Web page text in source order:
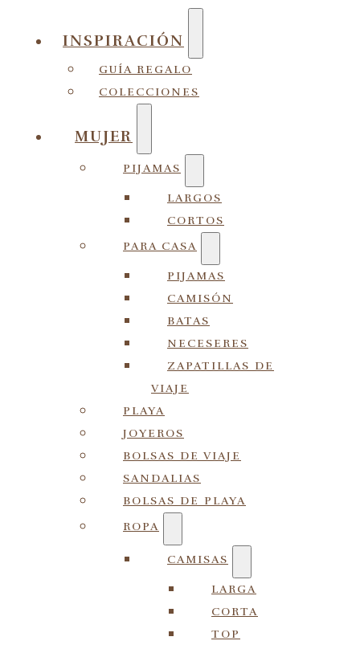
INSPIRACIÓN
GUÍA REGALO
COLECCIONES
MUJER
PIJAMAS
LARGOS
CORTOS
PARA CASA
PIJAMAS
CAMISÓN
BATAS
NECESERES
ZAPATILLAS DE
VIAJE
PLAYA
JOYEROS
BOLSAS DE VIAJE
SANDALIAS
BOLSAS DE PLAYA
ROPA
CAMISAS
LARGA
CORTA
TOP